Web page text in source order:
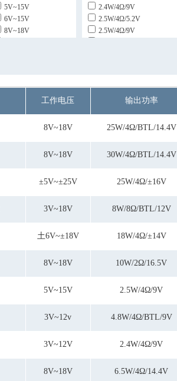
5V~15V
6V~15V
8V~18V
2.4W/4Ω/9V
2.5W/4Ω/5.2V
2.5W/4Ω/9V
4.6W/4Ω/12V
4.8W/4Ω/BTL/9V
5W/4Ω/14.4V
6.5W/4Ω/14.4V
工作电压 输出功率
8V~18V 25W/4Ω/BTL/14.4V
8V~18V 30W/4Ω/BTL/14.4V
±5V~±25V 25W/4Ω/±16V
3V~18V 8W/8Ω/BTL/12V
土6V~±18V 18W/4Ω/±14V
8V~18V 10W/2Ω/16.5V
5V~15V 2.5W/4Ω/9V
3V~12v 4.8W/4Ω/BTL/9V
3V~12V 2.4W/4Ω/9V
8V~18V 6.5W/4Ω/14.4V